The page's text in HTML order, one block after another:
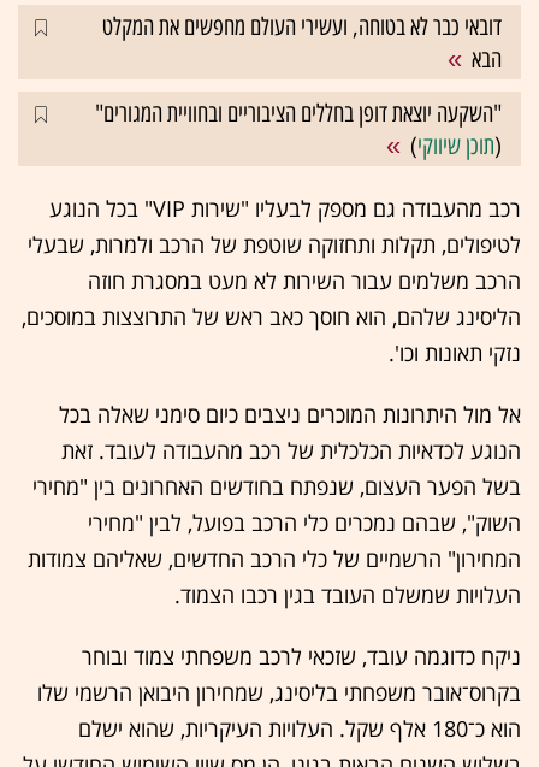
דובאי כבר לא בטוחה, ועשירי העולם מחפשים את המקלט
הבא
"השקעה יוצאת דופן בחללים הציבוריים ובחוויית המגורים"
(תוכן שיווקי)
רכב מהעבודה גם מספק לבעליו "שירות VIP" בכל הנוגע
לטיפולים, תקלות ותחזוקה שוטפת של הרכב ולמרות, שבעלי
הרכב משלמים עבור השירות לא מעט במסגרת חוזה
הליסינג שלהם, הוא חוסך כאב ראש של התרוצצות במוסכים,
נזקי תאונות וכו'.
אל מול היתרונות המוכרים ניצבים כיום סימני שאלה בכל
הנוגע לכדאיות הכלכלית של רכב מהעבודה לעובד. זאת
בשל הפער העצום, שנפתח בחודשים האחרונים בין "מחירי
השוק", שבהם נמכרים כלי הרכב בפועל, לבין "מחירי
המחירון" הרשמיים של כלי הרכב החדשים, שאליהם צמודות
העלויות שמשלם העובד בגין רכבו הצמוד.
ניקח כדוגמה עובד, שזכאי לרכב משפחתי צמוד ובוחר
בקרוס־אובר משפחתי בליסינג, שמחירון היבואן הרשמי שלו
הוא כ־180 אלף שקל. העלויות העיקריות, שהוא ישלם